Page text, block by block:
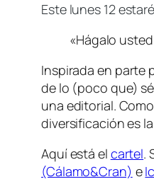
Este lunes 12
«Hágalo
Inspirada en parte
de lo (poco que)
una editorial.
diversificación es
Aquí está el cartel.
(Cálamo&Cran) e